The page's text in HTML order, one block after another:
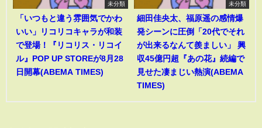
未分類
「いつもと違う雰囲気でかわ
いい」リコリコキャラが和装
で登場！『リコリス・リコイ
ル』POP UP STOREが8月28
日開幕(ABEMA TIMES)
未分類
細田佳央太、福原遥の感情爆
発シーンに圧倒「20代でそれ
が出来るなんて羨ましい」 興
収45億円超『あの花』続編で
見せた凄まじい熱演(ABEMA
TIMES)